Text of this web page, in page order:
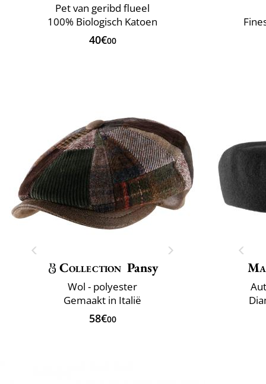
Pet van geribd flueel
100% Biologisch Katoen
40€00
Collection Pansy
Wol - polyester
Gemaakt in Italië
58€00